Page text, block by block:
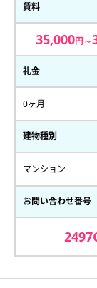
賃料
35,000円～
礼金
0ヶ月
建物種別
マンション
お問い合わせ番号